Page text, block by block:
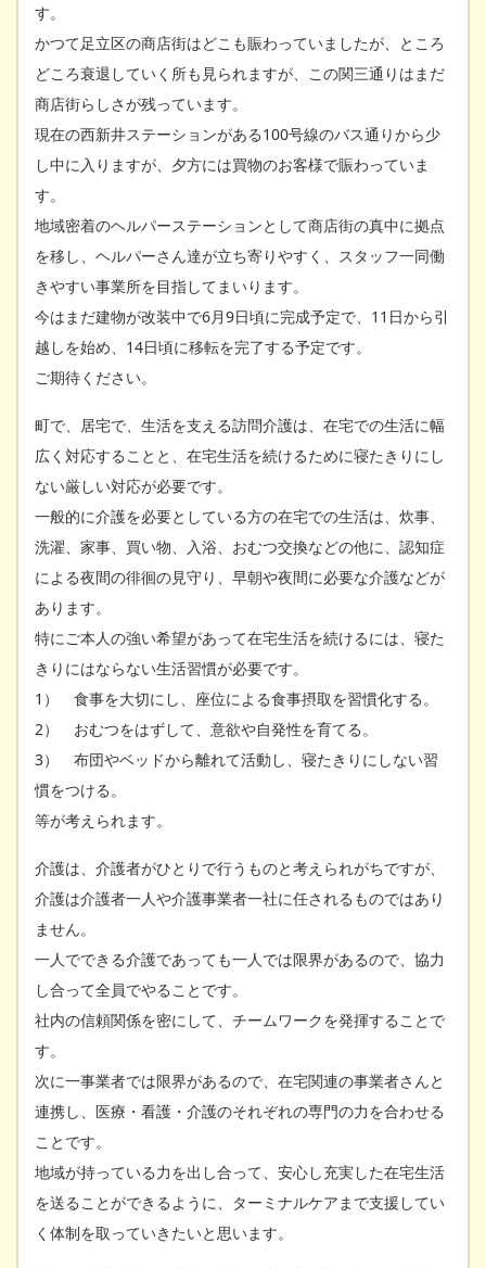
す。
かつて足立区の商店街はどこも賑わっていましたが、ところ
どころ衰退していく所も見られますが、この関三通りはまだ
商店街らしさが残っています。
現在の西新井ステーションがある100号線のバス通りから少
し中に入りますが、夕方には買物のお客様で賑わっていま
す。
地域密着のヘルパーステーションとして商店街の真中に拠点
を移し、ヘルパーさん達が立ち寄りやすく、スタッフ一同働
きやすい事業所を目指してまいります。
今はまだ建物が改装中で6月9日頃に完成予定で、11日から引
越しを始め、14日頃に移転を完了する予定です。
ご期待ください。
町で、居宅で、生活を支える訪問介護は、在宅での生活に幅
広く対応することと、在宅生活を続けるために寝たきりにし
ない厳しい対応が必要です。
一般的に介護を必要としている方の在宅での生活は、炊事、
洗濯、家事、買い物、入浴、おむつ交換などの他に、認知症
による夜間の徘徊の見守り、早朝や夜間に必要な介護などが
あります。
特にご本人の強い希望があって在宅生活を続けるには、寝た
きりにはならない生活習慣が必要です。
1） 食事を大切にし、座位による食事摂取を習慣化する。
2） おむつをはずして、意欲や自発性を育てる。
3） 布団やベッドから離れて活動し、寝たきりにしない習
慣をつける。
等が考えられます。
介護は、介護者がひとりで行うものと考えられがちですが、
介護は介護者一人や介護事業者一社に任されるものではあり
ません。
一人でできる介護であっても一人では限界があるので、協力
し合って全員でやることです。
社内の信頼関係を密にして、チームワークを発揮することで
す。
次に一事業者では限界があるので、在宅関連の事業者さんと
連携し、医療・看護・介護のそれぞれの専門の力を合わせる
ことです。
地域が持っている力を出し合って、安心し充実した在宅生活
を送ることができるように、ターミナルケアまで支援してい
く体制を取っていきたいと思います。